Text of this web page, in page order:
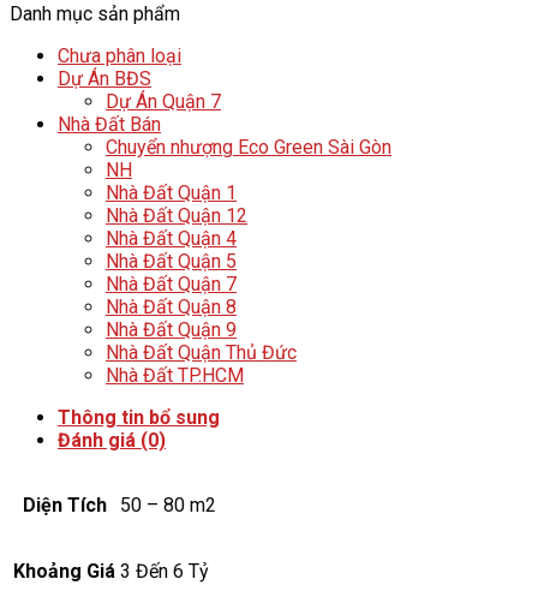
Danh mục sản phẩm
Chưa phân loại
Dự Án BĐS
Dự Án Quận 7
Nhà Đất Bán
Chuyển nhượng Eco Green Sài Gòn
NH
Nhà Đất Quận 1
Nhà Đất Quận 12
Nhà Đất Quận 4
Nhà Đất Quận 5
Nhà Đất Quận 7
Nhà Đất Quận 8
Nhà Đất Quận 9
Nhà Đất Quận Thủ Đức
Nhà Đất TP.HCM
Thông tin bổ sung
Đánh giá (0)
Diện Tích 50 – 80 m2
Khoảng Giá 3 Đến 6 Tỷ